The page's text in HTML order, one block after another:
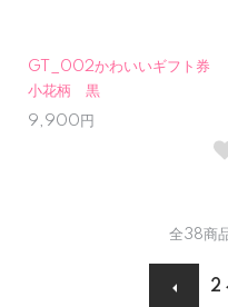
GT_002かわいいギフト券
小花柄 黒
9,900円
全38商
2